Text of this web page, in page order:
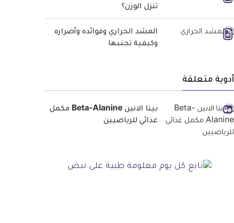
تنزل الوزن؟
المشد الحراري وفوائده وأضراره
وكيفية تجنبها
أدوية متعلقة
بيتا الانين Beta-Alanine مكمل
غذائي للرياضيين